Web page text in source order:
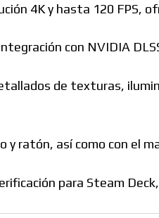
4K y hasta 120 FPS,
con NVIDIA
de texturas,
y ratón, así como con el
para Steam